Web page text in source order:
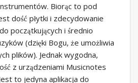
Biorąc to pod
dość płytki i zdecydowanie
początkujących i średnio
(dzięki Bogu, że umożliwia
plików). Jednak wygodna,
z urządzeniami Musicnotes
to jedyna aplikacja do